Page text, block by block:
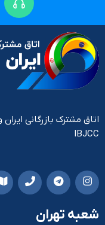
اتاق مشترک بازرگانی
IBJCC
شعبه تهران